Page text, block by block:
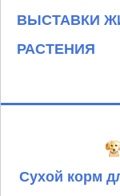
ВЫСТАВКИ
РАСТЕНИЯ
Сухой корм